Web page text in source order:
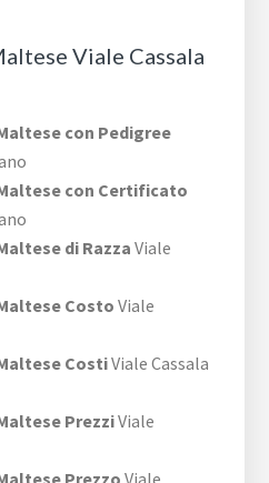
Viale Cassala
con Pedigree
con Certificato
di Razza Viale
Costo Viale
CostiViale Cassala
PrezziViale